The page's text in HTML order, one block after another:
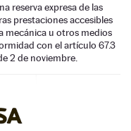
reserva expresa de las
prestaciones accesibles
mecánica u otros medios
con el artículo 67.3
2 de noviembre.